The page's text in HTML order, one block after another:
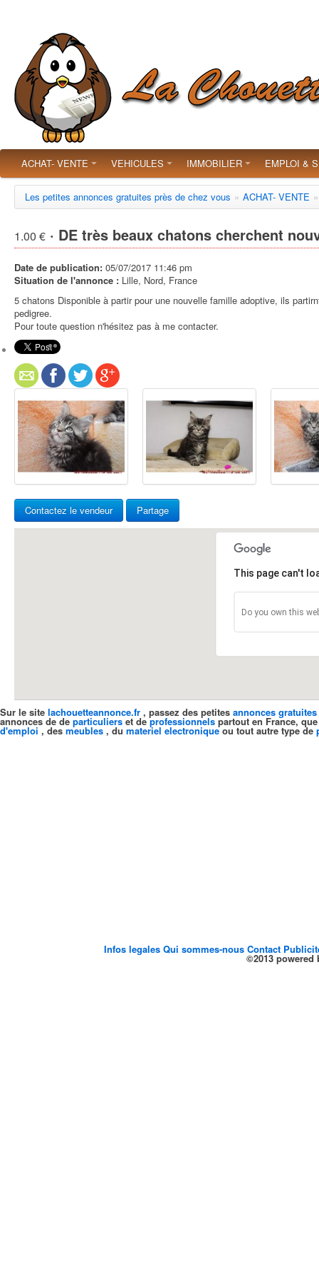
ACHAT- VENTE VEHICULES IMMOBILIER EMPLOI &
Les petites annonces gratuites près de chez vous » ACHAT- VENTE »
1.00 € · DE très beaux chatons cherchent
Date de publication: 05/07/2017 11:46 pm
Situation de l'annonce : Lille, Nord, France
5 chatons Disponible à partir pour une nouvelle famille adoptive, ils
pedigree.
Pour toute question n'hésitez pas à me contacter.
Contactez le vendeur Partage
This page can't
Do you own this
Sur le site lachouetteannonce.fr , passez des petites annonces gratuites
annonces de de particuliers et deprofessionnels partout en France,
d'emploi , des meubles , du materiel electroniqueou tout autre type de
Infos legalesQui sommes-nousContact
©2013 powered